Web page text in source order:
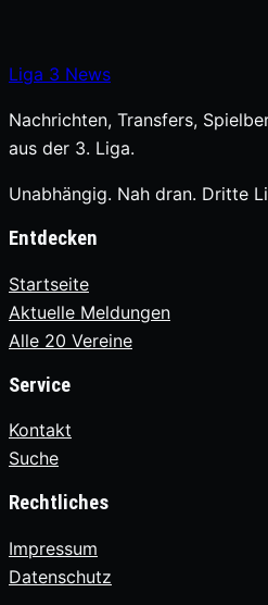
Liga 3 News
Nachrichten, Transfers,
aus der 3. Liga.
Unabhängig. Nah dran. Dritte
Entdecken
Startseite
Aktuelle Meldungen
Alle 20 Vereine
Service
Kontakt
Suche
Rechtliches
Impressum
Datenschutz